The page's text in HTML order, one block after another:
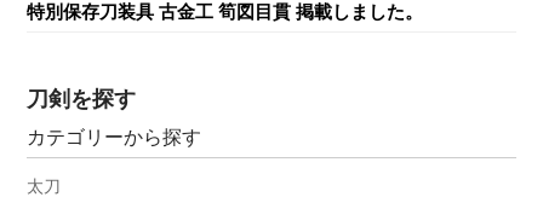
特別保存刀装具 古金工 筍図目貫 掲載しました。
刀剣を探す
カテゴリーから探す
太刀